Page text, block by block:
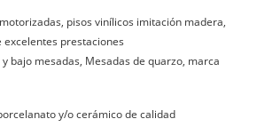
pisos vinílicos imitación madera,
prestaciones
bajo mesadas, Mesadas de quarzo, marca
y/o cerámico de calidad